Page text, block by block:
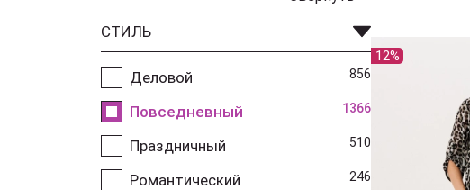
СТИЛЬ
Деловой 856
Повседневный 1366
Праздничный 510
Романтический 246
12%